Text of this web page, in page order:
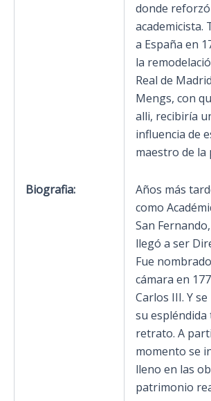
Biografia:
donde
academicista.
a España en
la
Real de
Mengs, con
alli, recibiría
influencia de
maestro de la
Años más
como
San
llegó a ser
Fue
cámara en
Carlos III. Y
su espléndida
retrato. A
momento se
lleno en las
patrimonio